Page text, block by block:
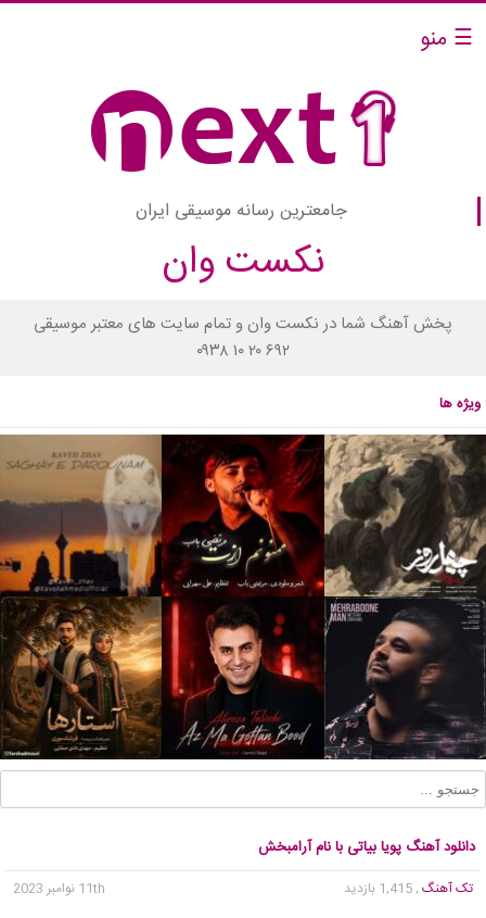
☰ منو
جامعترین رسانه موسیقی ایران
نکست وان
پخش آهنگ شما در نکست وان و تمام سایت های معتبر موسیقی
۰۹۳۸ ۱۰ ۲۰ ۶۹۲
ویژه ها
دانلود آهنگ پویا بیاتی با نام آرامبخش
تک آهنگ , 1,415 بازدید
11th نوامبر 2023